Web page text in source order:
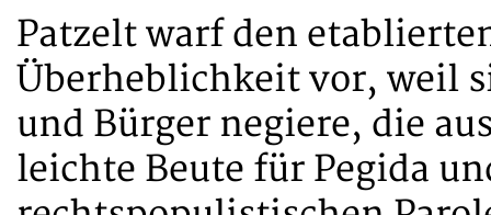
Patzelt warf den
Überheblichkeit vor, weil
und Bürger negiere, die
leichte Beute für Pegida